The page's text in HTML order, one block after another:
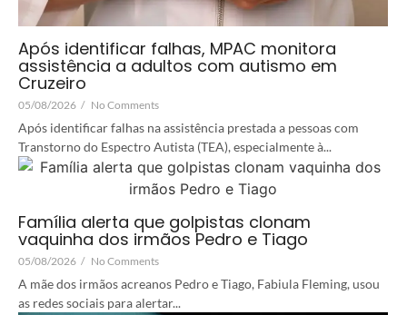
Após identificar falhas, MPAC monitora
assistência a adultos com autismo em
Cruzeiro
05/08/2026 / No Comments
Após identificar falhas na assistência prestada a pessoas com
Transtorno do Espectro Autista (TEA), especialmente à...
Família alerta que golpistas clonam
vaquinha dos irmãos Pedro e Tiago
05/08/2026 / No Comments
A mãe dos irmãos acreanos Pedro e Tiago, Fabiula Fleming, usou
as redes sociais para alertar...